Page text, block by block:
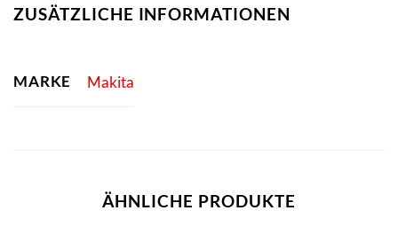
ZUSÄTZLICHE INFORMATIONEN
MARKE Makita
ÄHNLICHE PRODUKTE